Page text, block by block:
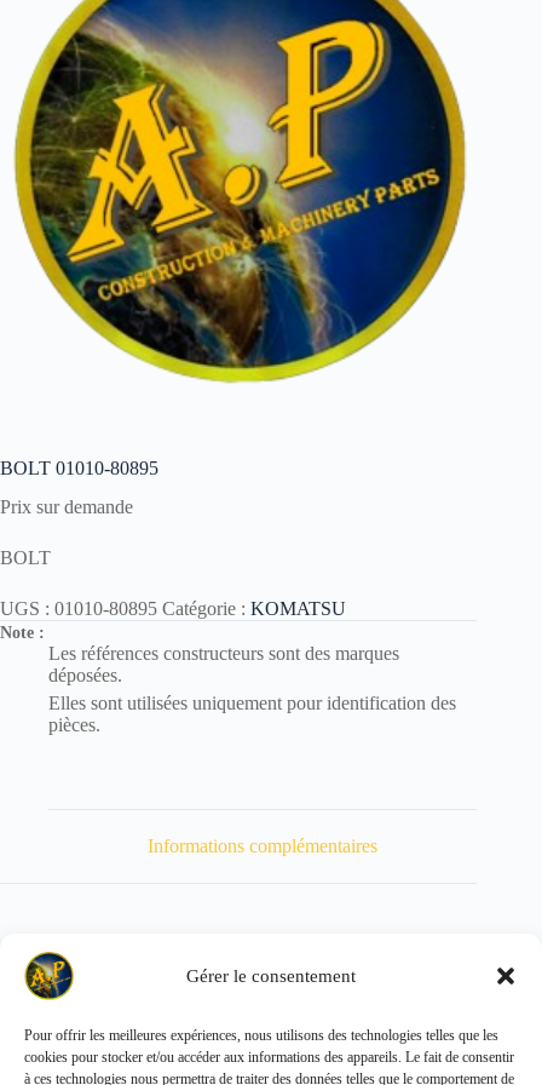
Gérer le consentement
Pour offrir les meilleures expériences, nous utilisons des technologies telles que les
cookies pour stocker et/ou accéder aux informations des appareils. Le fait de consentir
à ces technologies nous permettra de traiter des données telles que le comportement de
BOLT 01010-80895
Prix sur demande
BOLT
UGS : 01010-80895 Catégorie : KOMATSU
Note :
Les références constructeurs sont des marques
déposées.
Elles sont utilisées uniquement pour identification des
pièces.
Informations complémentaires
Poids 35 kg
Copyright © 2026 - ALL PARTS FRANCE SAS